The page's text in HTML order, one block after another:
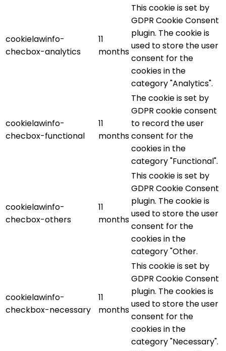
cookielawinfo-
checbox-analytics
11
months
This cookie is set by
GDPR Cookie Consent
plugin. The cookie is
used to store the user
consent for the
cookies in the
category "Analytics".
cookielawinfo-
checbox-functional
11
months
The cookie is set by
GDPR cookie consent
to record the user
consent for the
cookies in the
category "Functional".
cookielawinfo-
checbox-others
11
months
This cookie is set by
GDPR Cookie Consent
plugin. The cookie is
used to store the user
consent for the
cookies in the
category "Other.
cookielawinfo-
checkbox-necessary
11
months
This cookie is set by
GDPR Cookie Consent
plugin. The cookies is
used to store the user
consent for the
cookies in the
category "Necessary".